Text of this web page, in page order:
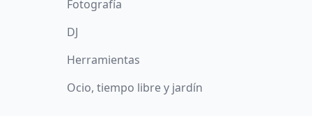
Fotografía
DJ
Herramientas
Ocio, tiempo libre y jardín